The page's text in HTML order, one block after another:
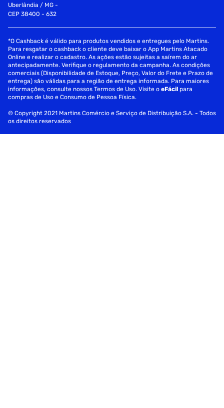
Uberlândia / MG -
CEP 38400 - 632
*O Cashback é válido para produtos vendidos e entregues pelo Martins.
Para resgatar o cashback o cliente deve baixar o App Martins Atacado
Online e realizar o cadastro. As ações estão sujeitas a saírem do ar
antecipadamente. Verifique o regulamento da campanha. As condições
comerciais (Disponibilidade de Estoque, Preço, Valor do Frete e Prazo de
entrega) são válidas para a região de entrega informada. Para maiores
informações, consulte nossos Termos de Uso. Visite oeFácil para
compras de Uso e Consumo de Pessoa Física.
© Copyright 2021 Martins Comércio e Serviço de Distribuição S.A. - Todos
os direitos reservados